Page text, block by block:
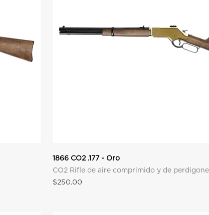
1866 CO2 .177 - Oro
CO2 Rifle de aire comprimido y de
Precio de oferta
$250.00